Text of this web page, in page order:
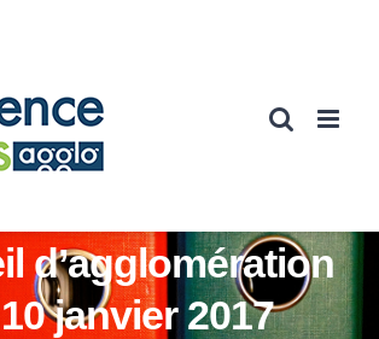
d’agglomération
janvier 2017